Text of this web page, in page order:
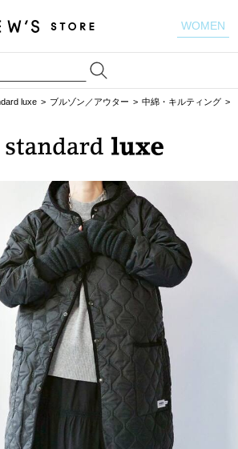
WOMEN
luxe ブルゾン／アウター 中綿・キルティング